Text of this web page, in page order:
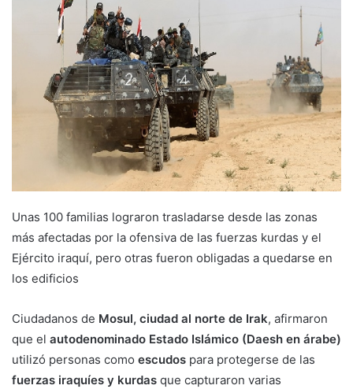
Unas 100 familias lograron trasladarse desde las zonas
más afectadas por la ofensiva de las fuerzas kurdas y el
Ejército iraquí, pero otras fueron obligadas a quedarse en
los edificios
Ciudadanos de Mosul, ciudad al norte de Irak, afirmaron
que el autodenominado Estado Islámico (Daesh en árabe)
utilizó personas como escudos para protegerse de las
fuerzas iraquíes y kurdas que capturaron varias